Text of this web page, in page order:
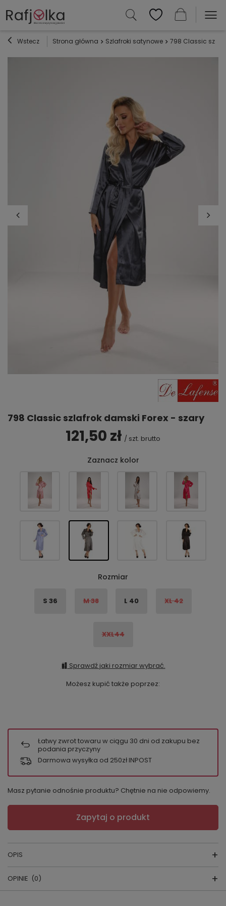
Wstecz Strona główna Szlafroki satynowe 798 Classic
798 Classic szlafrok damski Forex - szary
121,50 zł / szt. brutto
Zaznacz kolor
Rozmiar
S 36 M 38 L 40 XL 42
XXL44
Sprawdź jaki rozmiar wybrać.
Możesz kupić także poprzez:
Łatwy zwrot towaru w ciągu 30 dni od zakupu bez
podania przyczyny
Darmowa wysyłka od 250zł INPOST
Masz pytanie odnośnie produktu? Chętnie na nie odpowiemy.
Zapytaj o produkt
OPIS
SATYNOWY SZLAFROK 798
OPINIE (0)